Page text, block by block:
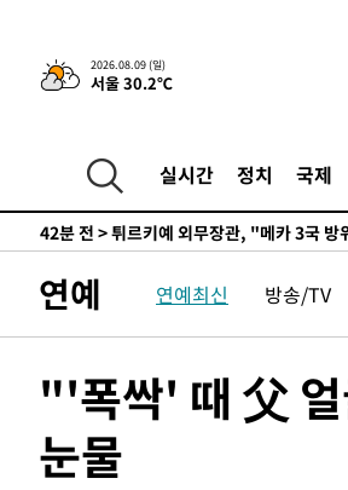
2026.08.09 (일)
서울 30.2℃
실시간 정치 국제
-18772초 전 >'2경기 연속 침묵' 손흥민, 톨
-17524초 전 >이강인, 오늘 서울서 AT마
-3877초 전 >
콜롬비아 신임 우파 대통령
튀르키예 외무장관, "메카 3국 방
1시간 전 >이군이 불법 군시설 건설한 레바
2시간 전 >
美 국방부, 켄달 전 공군장관
2시간 전 >‘축구의 신’ 아르헨티나 축구 선
-31586초 전 >"일본축구협회, 대한축구협
-24228초 전 >
정상
-19593초 전 >
연예 연예최신 방송/TV
"'폭싹' 때 父
눈물